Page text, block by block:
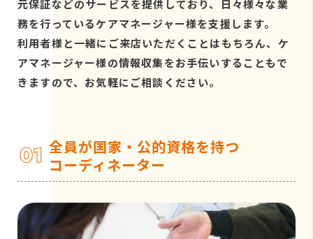
元保証などのサービスを提供しており、日々様々な業
務を行っているケアマネージャー様を支援します。
利用者様と一緒にご来店いただくことはもちろん、ケ
アマネージャー様の情報収集をお手伝いすることもで
きますので、お気軽にご相談ください。
全員が国家・公的資格を持つ
コーディネーター